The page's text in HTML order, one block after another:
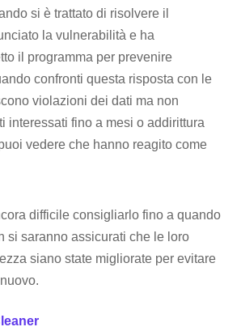
si è trattato di risolvere il
la vulnerabilità e ha
il programma per prevenire
confronti questa risposta con le
violazioni dei dati ma non
interessati fino a mesi o addirittura
vedere che hanno reagito come
difficile consigliarlo fino a quando
si saranno assicurati che le loro
siano state migliorate per evitare